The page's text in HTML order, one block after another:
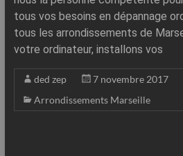
tous vos besoins en dépannage
tous les arrondissements de
votre ordinateur, installons vos
ded zep
7 novembre 2017
Arrondissements Marseille